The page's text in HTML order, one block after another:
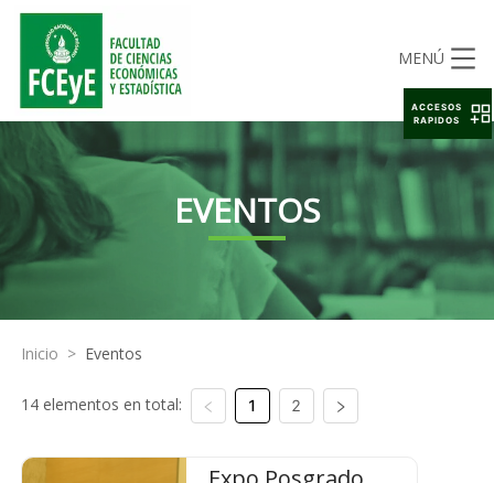
MENÚ
EVENTOS
Inicio > Eventos
14 elementos en total: 1 2
ACCESOS
RAPIDOS